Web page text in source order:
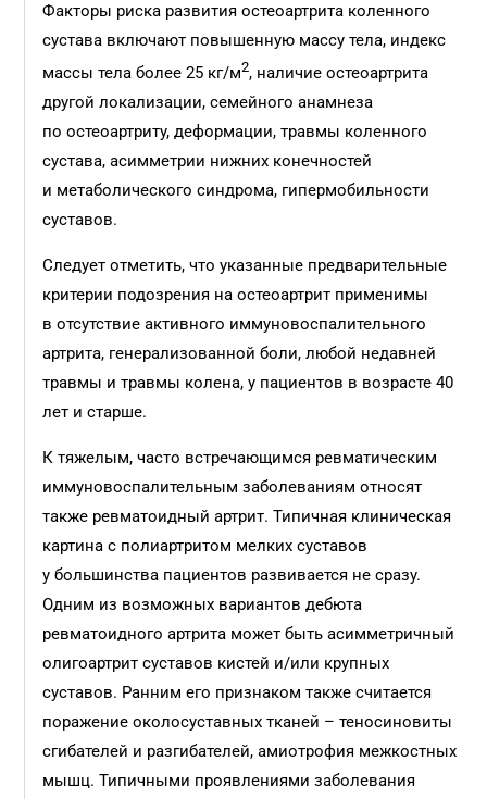
Факторы риска развития остеоартрита коленного
сустава включают повышенную массу тела, индекс
массы тела более 25 кг/м2, наличие остеоартрита
другой локализации, семейного анамнеза
по остеоартриту, деформации, травмы коленного
сустава, асимметрии нижних конечностей
и метаболического синдрома, гипермобильности
суставов.
Следует отметить, что указанные предварительные
критерии подозрения на остеоартрит применимы
в отсутствие активного иммуновоспалительного
артрита, генерализованной боли, любой недавней
травмы и травмы колена, у пациентов в возрасте 40
лет и старше.
К тяжелым, часто встречающимся ревматическим
иммуновоспалительным заболеваниям относят
также ревматоидный артрит. Типичная клиническая
картина с полиартритом мелких суставов
у большинства пациентов развивается не сразу.
Одним из возможных вариантов дебюта
ревматоидного артрита может быть асимметричный
олигоартрит суставов кистей и/или крупных
суставов. Ранним его признаком также считается
поражение околосуставных тканей – теносиновиты
сгибателей и разгибателей, амиотрофия межкостных
мышц. Типичными проявлениями заболевания